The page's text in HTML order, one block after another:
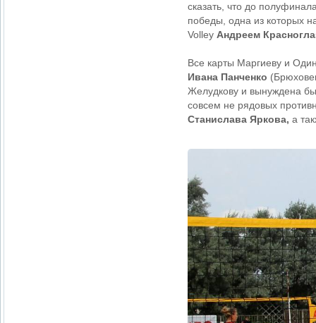
сказать, что до
победы, одна из которых
Volley Андреем
Все карты Маргиеву и
Ивана Панченко
Желудкову и вынуждена
совсем не рядовых
Станислава Яркова, а